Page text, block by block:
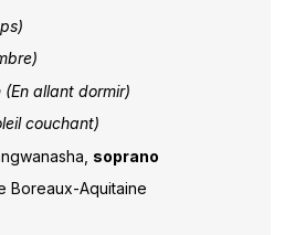
(En allant dormir)
couchant)
soprano
Boreaux-Aquitaine